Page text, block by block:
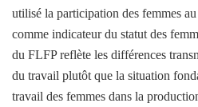
utilisé la participation des femmes
comme indicateur du statut des
du FLFP reflète les différences
du travail plutôt que la situation
travail des femmes dans la